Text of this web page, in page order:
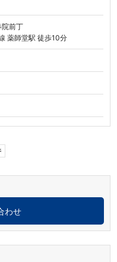
院前丁
薬師堂駅 徒歩10分
わせ